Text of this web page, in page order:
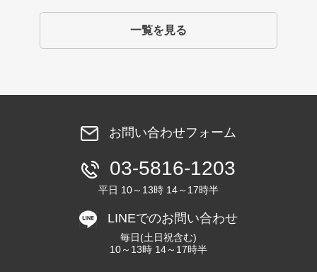
一覧を見る
お問い合わせフォーム
03-5816-1203
平日 10～13時 14～17時半
LINEでのお問い合わせ
毎日(土日祝含む)
10～13時 14～17時半